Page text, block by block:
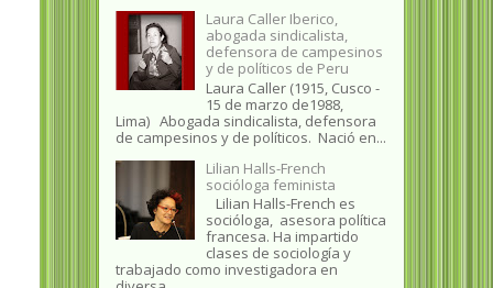
Laura Caller Iberico,
abogada sindicalista,
defensora de campesinos
y de políticos de Peru
Laura Caller (1915, Cusco -
15 de marzo de1988,
Lima) Abogada sindicalista, defensora
de campesinos y de políticos. Nació en...
Lilian Halls-French
socióloga feminista
Lilian Halls-French es
socióloga, asesora política
francesa. Ha impartido
clases de sociología y
trabajado como investigadora en